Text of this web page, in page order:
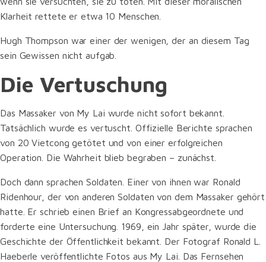
Klarheit rettete er etwa 10 Menschen.
Hugh Thompson war einer der wenigen, der an diesem Tag
sein Gewissen nicht aufgab.
Die Vertuschung
Das Massaker von My Lai wurde nicht sofort bekannt.
Tatsächlich wurde es vertuscht. Offizielle Berichte sprachen
von 20 Vietcong getötet und von einer erfolgreichen
Operation. Die Wahrheit blieb begraben – zunächst.
Doch dann sprachen Soldaten. Einer von ihnen war Ronald
Ridenhour, der von anderen Soldaten von dem Massaker gehört
hatte. Er schrieb einen Brief an Kongressabgeordnete und
forderte eine Untersuchung. 1969, ein Jahr später, wurde die
Geschichte der Öffentlichkeit bekannt. Der Fotograf Ronald L.
Haeberle veröffentlichte Fotos aus My Lai. Das Fernsehen